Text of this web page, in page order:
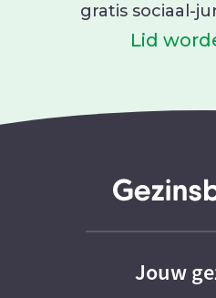
gratis sociaal-
Lid
Jouw